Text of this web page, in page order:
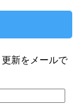
新をメールで